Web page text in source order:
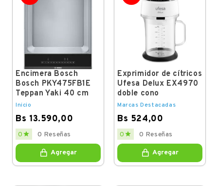
Encimera Bosch
Bosch PKY475FB1E
Teppan Yaki 40 cm
Inicio
Bs 13.590,00
Price
0  0 Reseñas
Agregar
Exprimidor de cítricos
Ufesa Delux EX4970
doble cono
Marcas Destacadas
Bs 524,00
Price
0  0 Reseñas
Agregar